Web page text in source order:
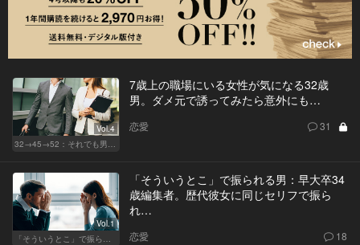
Vol.4
32→45→52：それでも男は完成しない。
7歳上の職場にいる女性が気になる32歳
男。ダメ元で誘ってみたら意外にも…
恋愛 31
Vol.1
「そういうとこ」で振られる男
「そういうとこ」で振られる男：早大卒34
歳編集者。歴代彼女に同じセリフで振ら
れ…
恋愛 18